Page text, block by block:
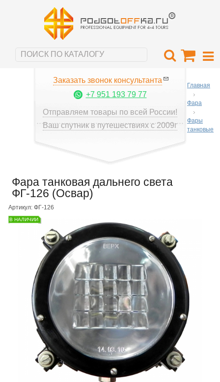
Заказать звонок консультанта
+7 951 193 79 77
Отправляем товары по всей России!
Ваш спутник в путешествиях с 2009г
Главная
Фара
Фары
танковые
Фара танковая дальнего света
ФГ-126 (Освар)
Артикул: ФГ-126
В НАЛИЧИИ